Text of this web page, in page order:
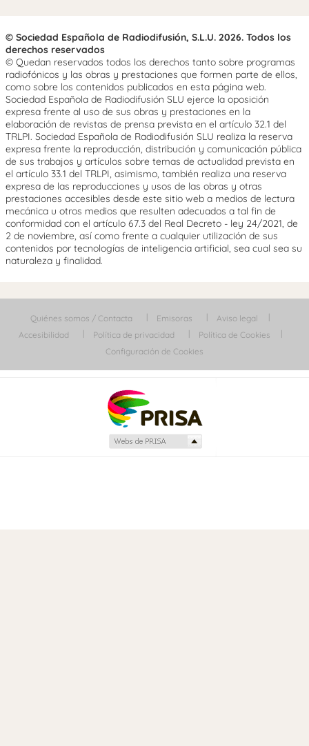
© Sociedad Española de Radiodifusión, S.L.U. 2026. Todos los
derechos reservados
© Quedan reservados todos los derechos tanto sobre programas
radiofónicos y las obras y prestaciones que formen parte de ellos,
como sobre los contenidos publicados en esta página web.
Sociedad Española de Radiodifusión SLU ejerce la oposición
expresa frente al uso de sus obras y prestaciones en la
elaboración de revistas de prensa prevista en el artículo 32.1 del
TRLPI. Sociedad Española de Radiodifusión SLU realiza la reserva
expresa frente la reproducción, distribución y comunicación pública
de sus trabajos y artículos sobre temas de actualidad prevista en
el artículo 33.1 del TRLPI, asimismo, también realiza una reserva
expresa de las reproducciones y usos de las obras y otras
prestaciones accesibles desde este sitio web a medios de lectura
mecánica u otros medios que resulten adecuados a tal fin de
conformidad con el artículo 67.3 del Real Decreto - ley 24/2021, de
2 de noviembre, así como frente a cualquier utilización de sus
contenidos por tecnologías de inteligencia artificial, sea cual sea su
naturaleza y finalidad.
Quiénes somos / Contacta Emisoras
Aviso legal
Accesibilidad
Política de privacidad
Política de Cookies
Configuración de Cookies